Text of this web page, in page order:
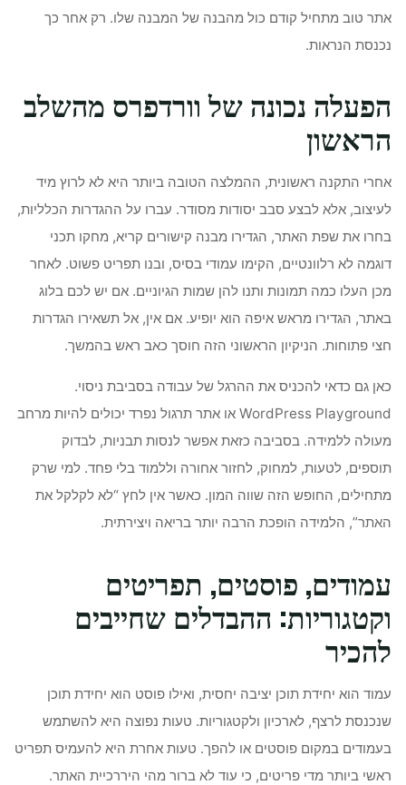
אתר טוב מתחיל קודם כול מהבנה של המבנה שלו. רק אחר כך
נכנסת הנראות.
הפעלה נכונה של וורדפרס מהשלב
הראשון
אחרי התקנה ראשונית, ההמלצה הטובה ביותר היא לא לרוץ מיד
לעיצוב, אלא לבצע סבב יסודות מסודר. עברו על ההגדרות הכלליות,
בחרו את שפת האתר, הגדירו מבנה קישורים קריא, מחקו תכני
דוגמה לא רלוונטיים, הקימו עמודי בסיס, ובנו תפריט פשוט. לאחר
מכן העלו כמה תמונות ותנו להן שמות הגיוניים. אם יש לכם בלוג
באתר, הגדירו מראש איפה הוא יופיע. אם אין, אל תשאירו הגדרות
חצי פתוחות. הניקיון הראשוני הזה חוסך כאב ראש בהמשך.
כאן גם כדאי להכניס את ההרגל של עבודה בסביבת ניסוי.
WordPress Playground או אתר תרגול נפרד יכולים להיות מרחב
מעולה ללמידה. בסביבה כזאת אפשר לנסות תבניות, לבדוק
תוספים, לטעות, למחוק, לחזור אחורה וללמוד בלי פחד. למי שרק
מתחילים, החופש הזה שווה המון. כאשר אין לחץ “לא לקלקל את
האתר”, הלמידה הופכת הרבה יותר בריאה ויצירתית.
עמודים, פוסטים, תפריטים
וקטגוריות: ההבדלים שחייבים
להכיר
עמוד הוא יחידת תוכן יציבה יחסית, ואילו פוסט הוא יחידת תוכן
שנכנסת לרצף, לארכיון ולקטגוריות. טעות נפוצה היא להשתמש
בעמודים במקום פוסטים או להפך. טעות אחרת היא להעמיס תפריט
ראשי ביותר מדי פריטים, כי עוד לא ברור מהי היררכיית האתר.